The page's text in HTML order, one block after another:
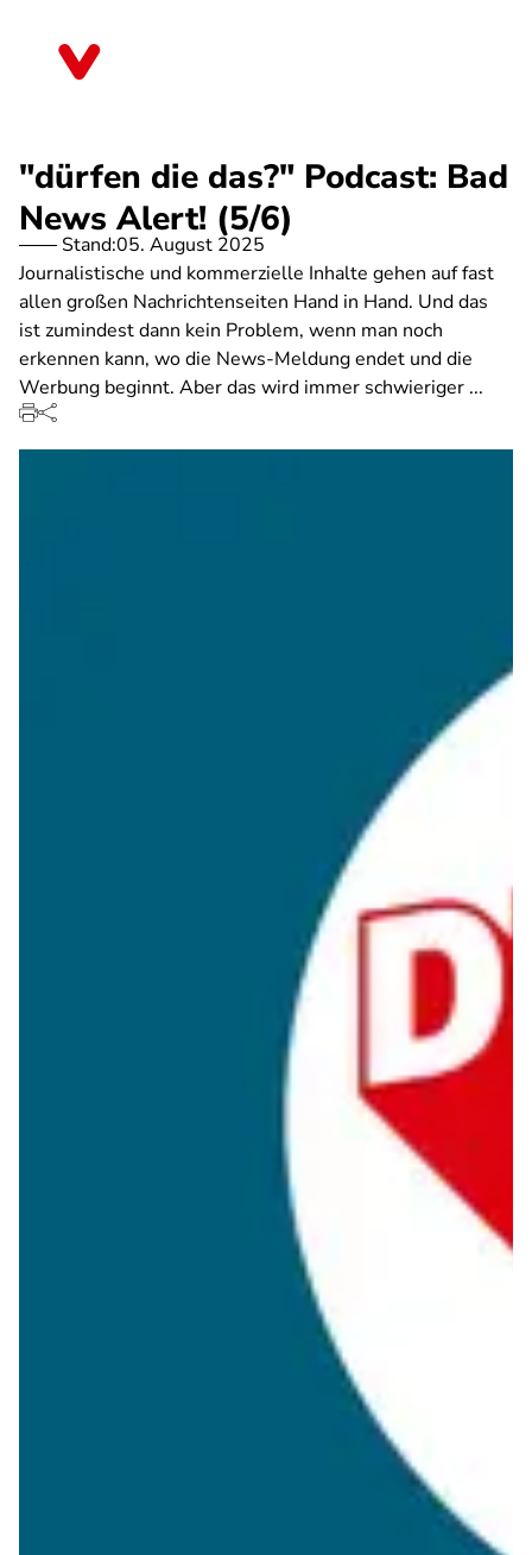
"dürfen die das?" Podcast: Bad
News Alert! (5/6)
Stand:05. August 2025
Journalistische und kommerzielle Inhalte gehen auf fast
allen großen Nachrichtenseiten Hand in Hand. Und das
ist zumindest dann kein Problem, wenn man noch
erkennen kann, wo die News-Meldung endet und die
Werbung beginnt. Aber das wird immer schwieriger ...